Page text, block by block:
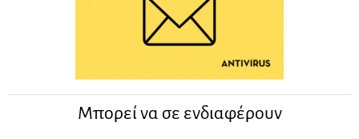
Μπορεί να σε ενδιαφέρουν